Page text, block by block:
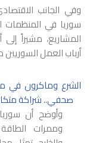
وفي الجانب
سوريا في المنظمات
المشاريع، مشيراً
أرباب العمل
وأوضح أن
وممرات الطاقة